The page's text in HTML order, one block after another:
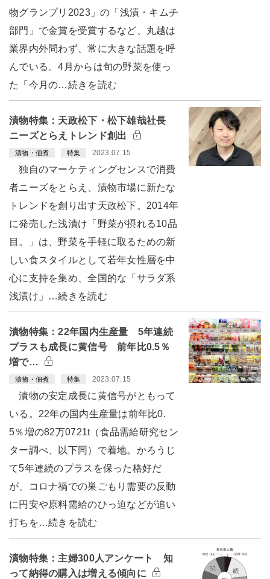
物グランプリ2023」の「浅漬・キムチ
部門」で金賞を受賞するなど、丸越は
業界内外問わず、常に大きな話題を呼
んでいる。4月からは旬の野菜を使っ
た「今月の…続きを読む
漬物特集：天政松下・松下雄哉社長
ニーズとらえトレンド創出
漬物・佃煮 特集 2023.07.15
独自のマーケティングセンスで消費
者ニーズをとらえ、漬物市場に新たな
トレンドを創り出す天政松下。2014年
に発売した浅漬け「野菜が摂れる10品
目。」は、野菜を手軽に取るための新
しい食スタイルとして若年女性層を中
心に支持を集め、全国的な「サラダ系
浅漬け」…続きを読む
漬物特集：22年国内生産量 5年連続
プラスも成長に黄信号 前年比0.5％
増で…
漬物・佃煮 特集 2023.07.15
漬物の安定成長に黄信号がともって
いる。22年の国内生産量は前年比0.
5％増の82万0721t（食品需給研究セン
ター調べ、以下同）で着地。かろうじ
て5年連続のプラスを保った格好だ
が、コロナ禍での巣ごもり需要の反動
に円安や原料需給のひっ迫などが追い
打ちを…続きを読む
漬物特集：主婦300人アンケート 知
って納得の購入は増える傾向に